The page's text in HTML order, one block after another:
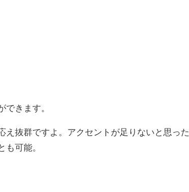
できます。
え抜群ですよ。アクセントが足りないと思った
も可能。